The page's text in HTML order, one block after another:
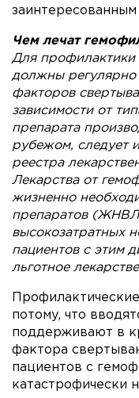
заинтересованным
Чем лечат
Для профилактики
должны регулярно
факторов
зависимости от
препарата
рубежом, следует
реестра
Лекарства от
жизненно
препаратов
высокозатратных
пациентов с этим
льготное
потому, что
поддерживают в
фактора
пациентов с
катастрофически